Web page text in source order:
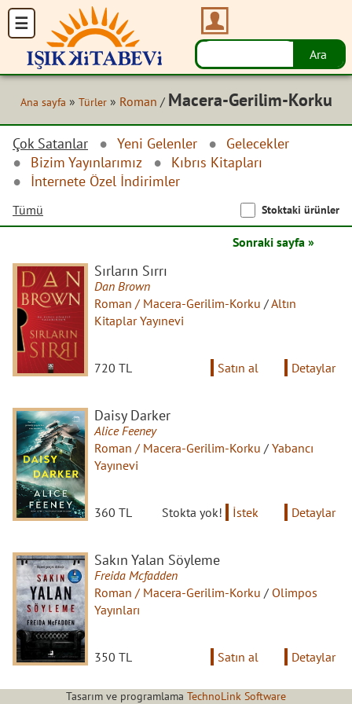
Ana sayfa » Türler» Roman / Macera-Gerilim-Korku
Çok Satanlar Yeni Gelenler
Gelecekler
Bizim Yayınlarımız
Kıbrıs Kitapları
İnternete Özel İndirimler
Tümü Stoktaki ürünler
Sonraki sayfa »
Sırların Sırrı
Dan Brown
Roman / Macera-Gerilim-Korku /Altın
Kitaplar Yayınevi
720 TL Satın al Detaylar
Daisy Darker
Alice Feeney
Roman / Macera-Gerilim-Korku / Yabancı
Yayınevi
360 TL Stokta yok! İstek Detaylar
Sakın Yalan Söyleme
Freida Mcfadden
Roman / Macera-Gerilim-Korku / Olimpos
Yayınları
350 TL Satın al Detaylar
Tasarım ve programlama TechnoLink Software